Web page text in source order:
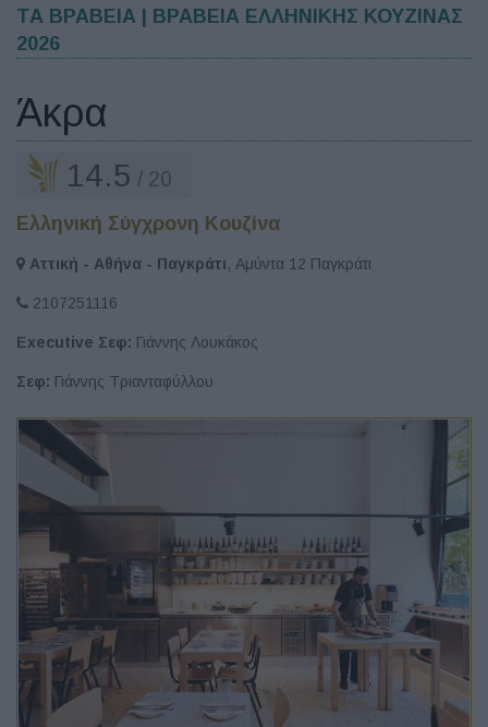
Ελληνικής
Κουζίνας
ΤΑ ΒΡΑΒΕΙΑ | ΒΡΑΒΕΙΑ ΕΛΛΗΝΙΚΗΣ ΚΟΥΖΙΝΑΣ
2026
Άκρα
14.5 / 20
Ελληνική Σύγχρονη Κουζίνα
Αττική - Αθήνα - Παγκράτι, Αμύντα 12 Παγκράτι
2107251116
Executive Σεφ: Γιάννης Λουκάκος
Σεφ: Γιάννης Τριανταφύλλου